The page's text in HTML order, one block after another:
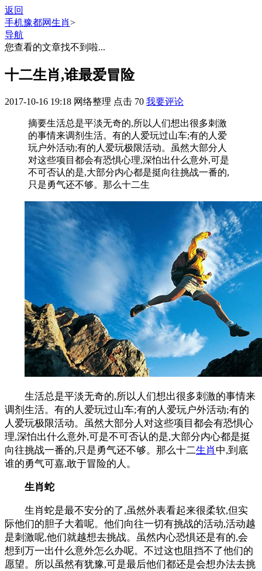
返回
手机豫都网生肖>
导航
您查看的文章找不到啦...
十二生肖,谁最爱冒险
2017-10-16 19:18 网络整理 点击 70 我要评论
摘要生活总是平淡无奇的,所以人们想出很多刺激
的事情来调剂生活。有的人爱玩过山车;有的人爱
玩户外活动;有的人爱玩极限活动。虽然大部分人
对这些项目都会有恐惧心理,深怕出什么意外,可是
不可否认的是,大部分内心都是挺向往挑战一番的,
只是勇气还不够。那么十二生
生活总是平淡无奇的,所以人们想出很多刺激的事情来
调剂生活。有的人爱玩过山车;有的人爱玩户外活动;有的
人爱玩极限活动。虽然大部分人对这些项目都会有恐惧心
理,深怕出什么意外,可是不可否认的是,大部分内心都是挺
向往挑战一番的,只是勇气还不够。那么十二生肖 中,到底
谁的勇气可嘉,敢于冒险的人。
生肖蛇
生肖蛇是最不安分的了,虽然外表看起来很柔软,但实
际他们的胆子大着呢。他们向往一切有挑战的活动,活动越
是刺激呢,他们就越想去挑战。虽然内心恐惧还是有的,会
想到万一出什么意外怎么办呢。不过这也阻挡不了他们的
愿望。所以虽然有犹豫,可是最后他们都还是会想办法去挑